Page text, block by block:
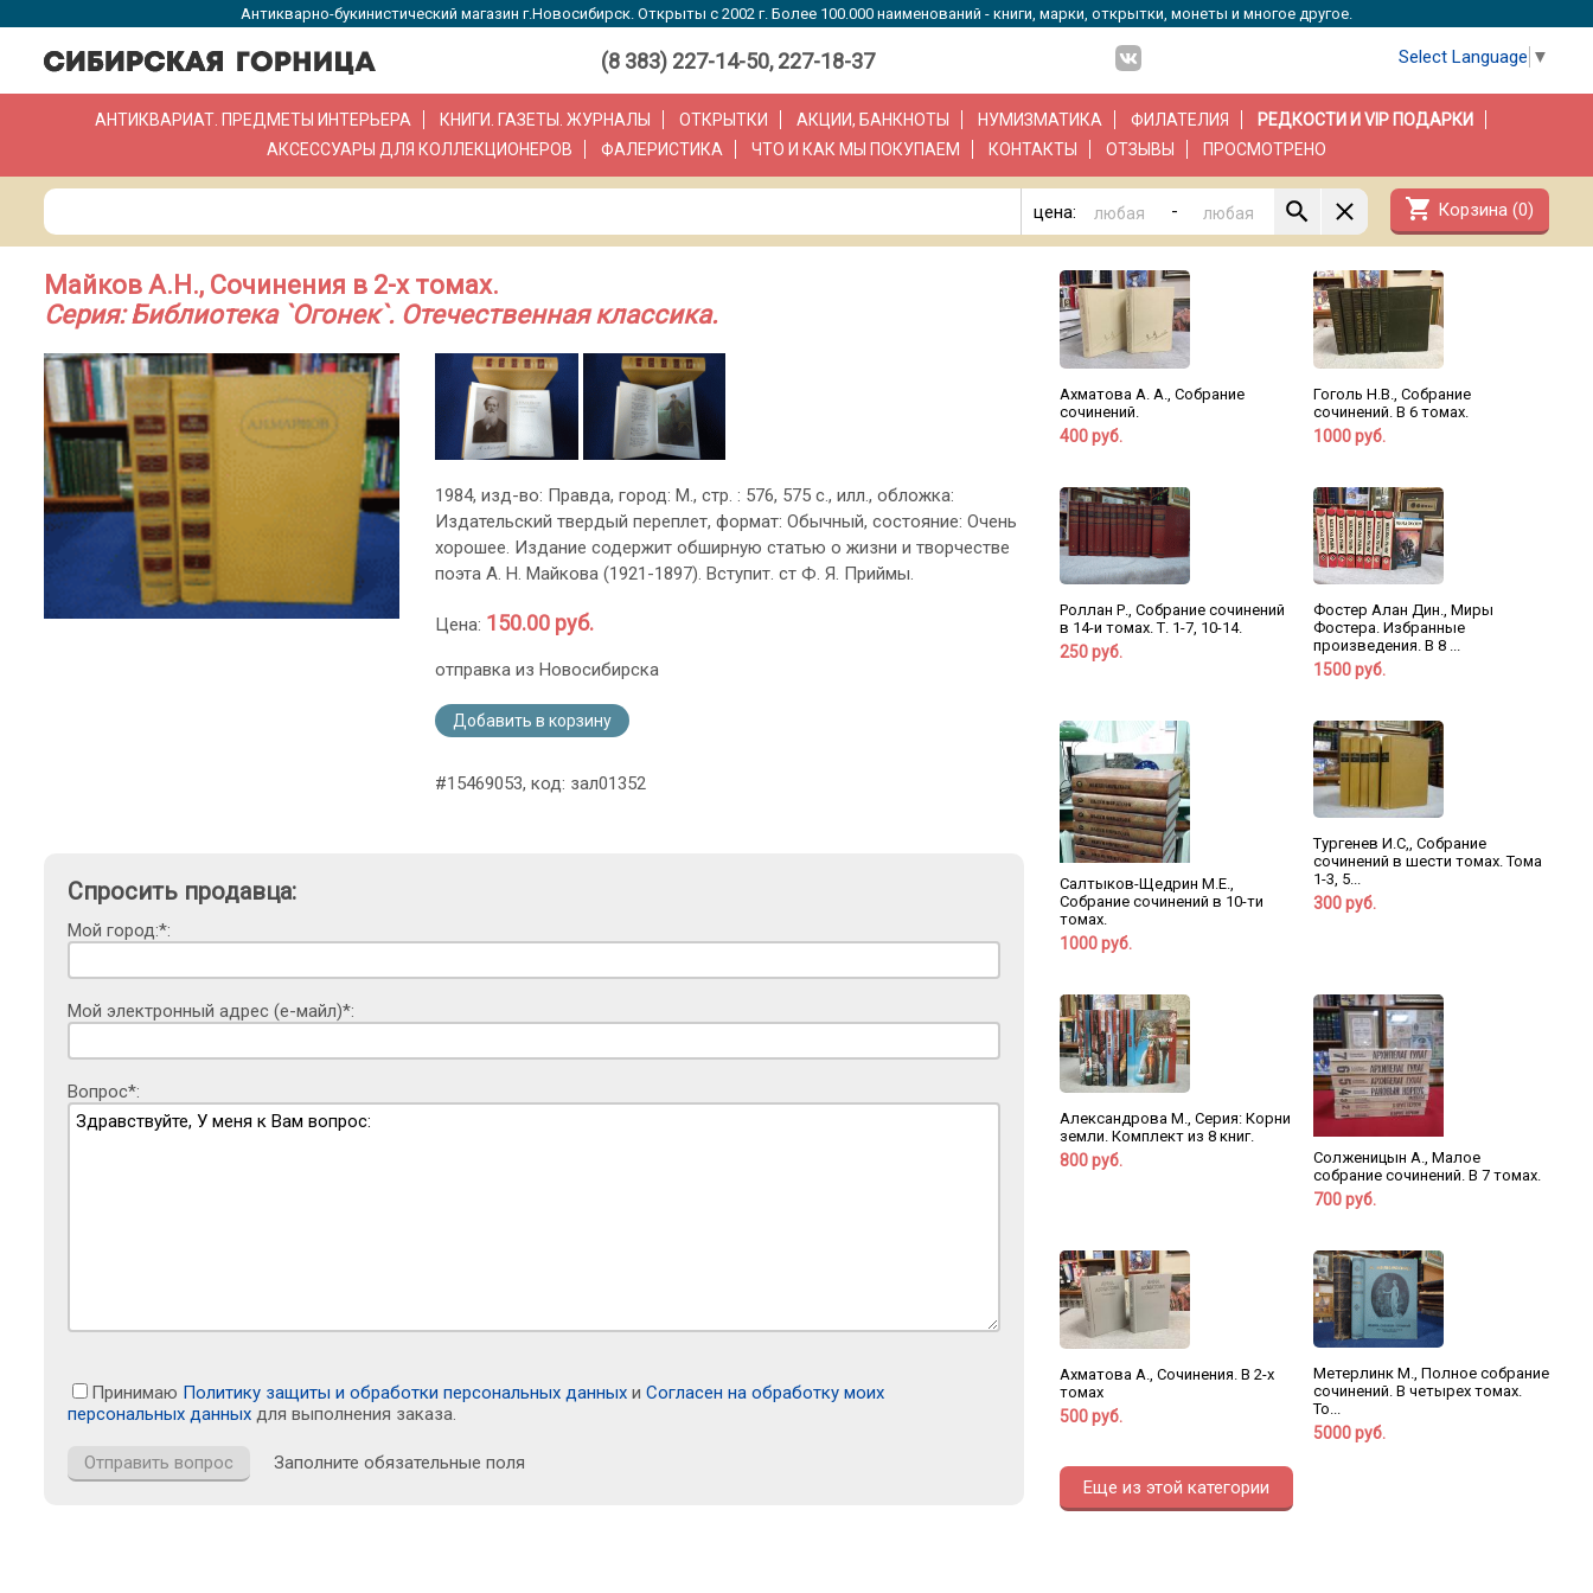
Антикварно-букинистический магазин г.Новосибирск. Открыты с 2002 г. Более 100.000 наименований - книги, марки, открытки, монеты и многое другое.
(8 383) 227-14-50, 227-18-37 Select Language ▼
АНТИКВАРИАТ. ПРЕДМЕТЫ ИНТЕРЬЕРА КНИГИ. ГАЗЕТЫ. ЖУРНАЛЫ ОТКРЫТКИ АКЦИИ, БАНКНОТЫ НУМИЗМАТИКА ФИЛАТЕЛИЯ
РЕДКОСТИ И VIP ПОДАРКИ
АКСЕССУАРЫ ДЛЯ КОЛЛЕКЦИОНЕРОВ
ФАЛЕРИСТИКА ЧТО И КАК МЫ ПОКУПАЕМ КОНТАКТЫ ОТЗЫВЫ ПРОСМОТРЕНО
цена: - shopping_cart Корзина (0)
Майков А.Н., Сочинения в 2-х томах.
Серия: Библиотека `Огонек`. Отечественная классика.
1984, изд-во: Правда, город: М., стр. : 576, 575 с., илл., обложка:
Издательский твердый переплет, формат: Обычный, состояние: Очень
хорошее. Издание содержит обширную статью о жизни и творчестве
поэта А. Н. Майкова (1921-1897). Вступит. ст Ф. Я. Приймы.
Цена: 150.00 руб.
отправка из Новосибирска
Добавить в корзину
#15469053, код: зал01352
Спросить продавца:
Мой город:*:
Мой электронный адрес (е-майл)*:
Вопрос*:
Принимаю Политику защиты и обработки персональных данных и Согласен на обработку моих
персональных данных для выполнения заказа.
Заполните обязательные поля
Ахматова А. А., Собрание
сочинений.
400 руб.
Гоголь Н.В., Собрание
сочинений. В 6 томах.
1000 руб.
Роллан Р., Собрание сочинений
в 14-и томах. Т. 1-7, 10-14.
250 руб.
Фостер Алан Дин., Миры
Фостера. Избранные
произведения. В 8 ...
1500 руб.
Салтыков-Щедрин М.Е.,
Собрание сочинений в 10-ти
томах.
1000 руб.
Тургенев И.С,, Собрание
сочинений в шести томах. Тома
1-3, 5...
300 руб.
Александрова М., Серия: Корни
земли. Комплект из 8 книг.
800 руб.
Солженицын А., Малое
собрание сочинений. В 7 томах.
700 руб.
Ахматова А., Сочинения. В 2-х
томах
500 руб.
Метерлинк М., Полное собрание
сочинений. В четырех томах.
То...
5000 руб.
Еще из этой категории